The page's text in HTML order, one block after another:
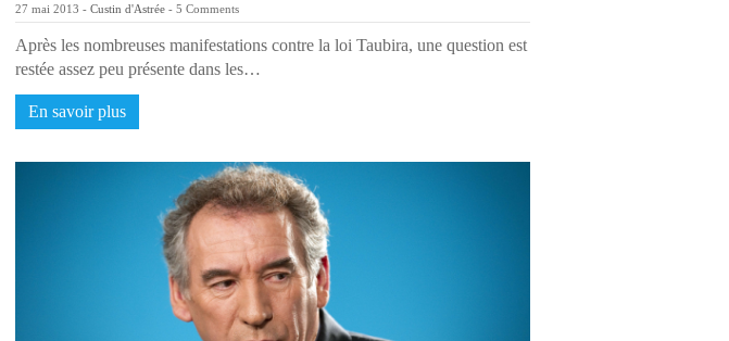
27 mai 2013 - Custin d'Astrée - 5 Comments
Après les nombreuses manifestations contre la loi Taubira, une question est
restée assez peu présente dans les…
En savoir plus